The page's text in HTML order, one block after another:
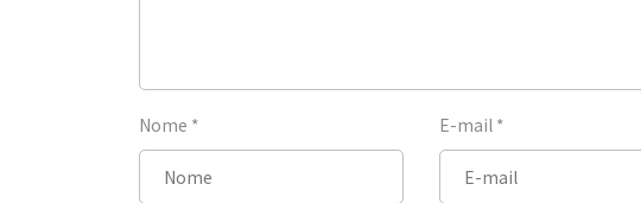
Nome * E-mail *